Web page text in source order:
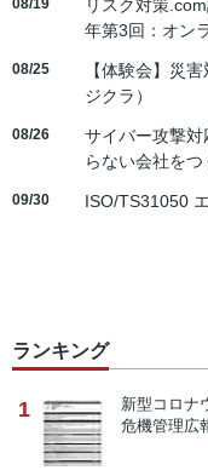
08/19
リスク対策
年第3回：オン
08/25
【体験会】災
ジクラ）
08/26
サイバー攻撃対
らない会社をつ
09/30 ISO/TS31050
ランキング
1 新型コロナ
危機管理広